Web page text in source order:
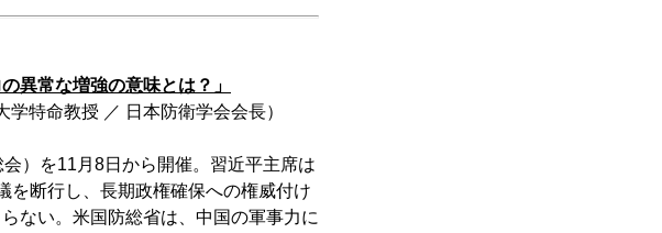
異常な増強の意味とは？」
特命教授 ／ 日本防衛学会会長）
）を11月8日から開催。習近平主席は
を断行し、長期政権確保への権威付け
ない。米国防総省は、中国の軍事力に